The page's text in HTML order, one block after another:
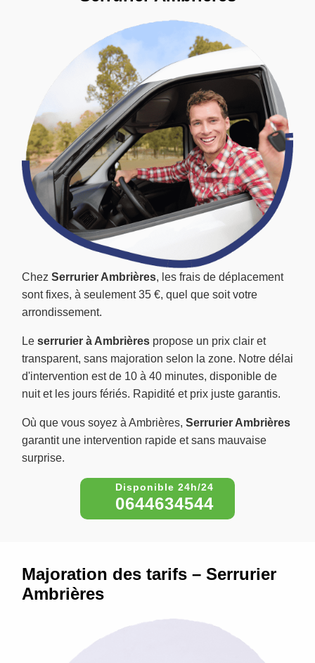
Chez Serrurier Ambrières, les frais de déplacement
sont fixes, à seulement 35 €, quel que soit votre
arrondissement.
Le serrurier à Ambrières propose un prix clair et
transparent, sans majoration selon la zone. Notre délai
d'intervention est de 10 à 40 minutes, disponible de
nuit et les jours fériés. Rapidité et prix juste garantis.
Où que vous soyez à Ambrières, Serrurier Ambrières
garantit une intervention rapide et sans mauvaise
surprise.
0644634544
Majoration des tarifs – Serrurier
Ambrières